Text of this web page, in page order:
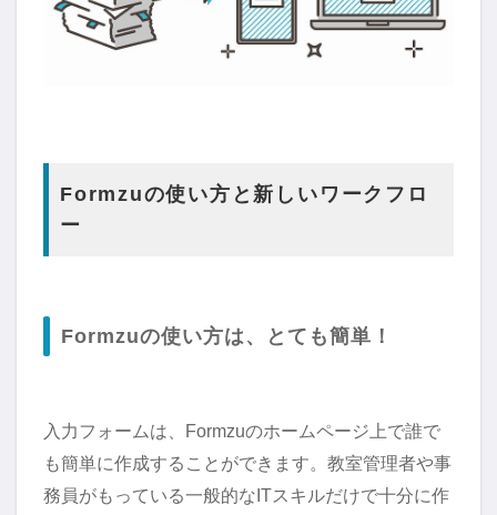
Formzuの使い方と新しいワークフロ
ー
Formzuの使い方は、とても簡単！
入力フォームは、Formzuのホームページ上で誰で
も簡単に作成することができます。教室管理者や事
務員がもっている一般的なITスキルだけで十分に作